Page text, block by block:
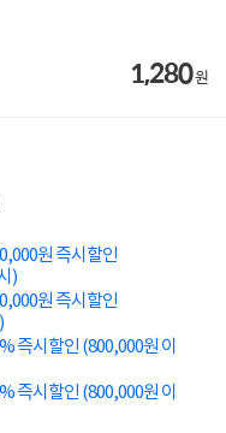
1,280원
원 즉시할인
)
원 즉시할인
즉시할인 (800,000원 이
즉시할인 (800,000원 이